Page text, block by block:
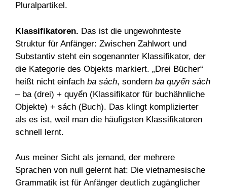
Pluralpartikel.
Klassifikatoren. Das ist die ungewohnteste
Struktur für Anfänger: Zwischen Zahlwort und
Substantiv steht ein sogenannter Klassifikator, der
die Kategorie des Objekts markiert. „Drei Bücher“
heißt nicht einfach ba sách, sondern ba quyển sách
– ba (drei) + quyển (Klassifikator für buchähnliche
Objekte) + sách (Buch). Das klingt komplizierter
als es ist, weil man die häufigsten Klassifikatoren
schnell lernt.
Aus meiner Sicht als jemand, der mehrere
Sprachen von null gelernt hat: Die vietnamesische
Grammatik ist für Anfänger deutlich zugänglicher